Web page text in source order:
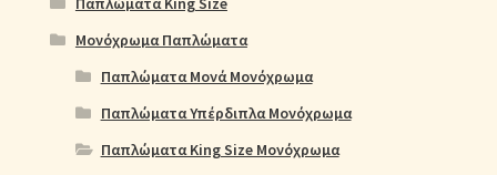
Μονόχρωμα Παπλώματα
Παπλώματα Μονά Μονόχρωμα
Παπλώματα Υπέρδιπλα Μονόχρωμα
Παπλώματα King Size Μονόχρωμα